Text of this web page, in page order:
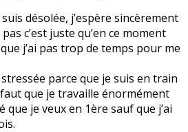
suis désolée, j’espère sincèrement
c’est juste qu’en ce moment
j’ai pas trop de temps pour me
parce que je suis en train
que je travaille énormément
que je veux en 1ère sauf que j’ai